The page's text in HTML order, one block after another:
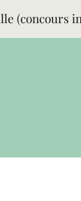
(concours